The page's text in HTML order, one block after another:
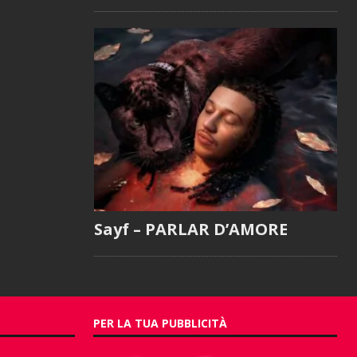
Sayf – PARLAR D’AMORE
PER LA TUA PUBBLICITÀ